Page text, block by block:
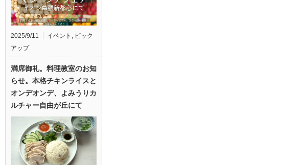
2025/9/11 イベント , ピック
アップ
満席御礼。料理教室のお知
らせ。本格チキンライスと
オンデオンデ、よみうりカ
ルチャー自由が丘にて